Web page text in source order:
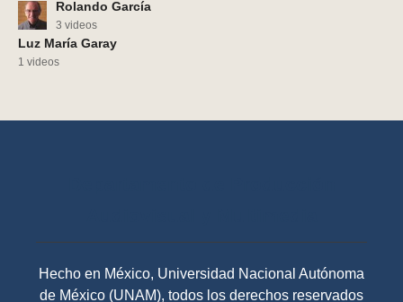
Rolando García
3 videos
Luz María Garay
1 videos
Hecho en México, Universidad Nacional Autónoma
de México (UNAM), todos los derechos reservados